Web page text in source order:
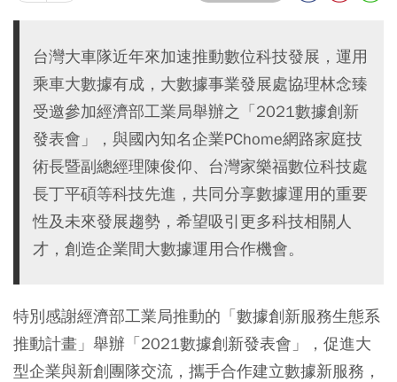
台灣大車隊近年來加速推動數位科技發展，運用
乘車大數據有成，大數據事業發展處協理林念臻
受邀參加經濟部工業局舉辦之「2021數據創新
發表會」，與國內知名企業PChome網路家庭技
術長暨副總經理陳俊仰、台灣家樂福數位科技處
長丁平碩等科技先進，共同分享數據運用的重要
性及未來發展趨勢，希望吸引更多科技相關人
才，創造企業間大數據運用合作機會。
特別感謝經濟部工業局推動的「數據創新服務生態系
推動計畫」舉辦「2021數據創新發表會」，促進大
型企業與新創團隊交流，攜手合作建立數據新服務，